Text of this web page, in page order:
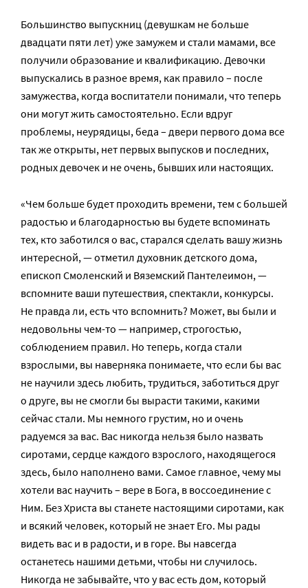
Большинство выпускниц (девушкам не больше
двадцати пяти лет) уже замужем и стали мамами, все
получили образование и квалификацию. Девочки
выпускались в разное время, как правило – после
замужества, когда воспитатели понимали, что теперь
они могут жить самостоятельно. Если вдруг
проблемы, неурядицы, беда – двери первого дома все
так же открыты, нет первых выпусков и последних,
родных девочек и не очень, бывших или настоящих.
«Чем больше будет проходить времени, тем с большей
радостью и благодарностью вы будете вспоминать
тех, кто заботился о вас, старался сделать вашу жизнь
интересной, — отметил духовник детского дома,
епископ Смоленский и Вяземский Пантелеимон, —
вспомните ваши путешествия, спектакли, конкурсы.
Не правда ли, есть что вспомнить? Может, вы были и
недовольны чем-то — например, строгостью,
соблюдением правил. Но теперь, когда стали
взрослыми, вы наверняка понимаете, что если бы вас
не научили здесь любить, трудиться, заботиться друг
о друге, вы не смогли бы вырасти такими, какими
сейчас стали. Мы немного грустим, но и очень
радуемся за вас. Вас никогда нельзя было назвать
сиротами, сердце каждого взрослого, находящегося
здесь, было наполнено вами. Самое главное, чему мы
хотели вас научить – вере в Бога, в воссоединение с
Ним. Без Христа вы станете настоящими сиротами, как
и всякий человек, который не знает Его. Мы рады
видеть вас и в радости, и в горе. Вы навсегда
останетесь нашими детьми, чтобы ни случилось.
Никогда не забывайте, что у вас есть дом, который